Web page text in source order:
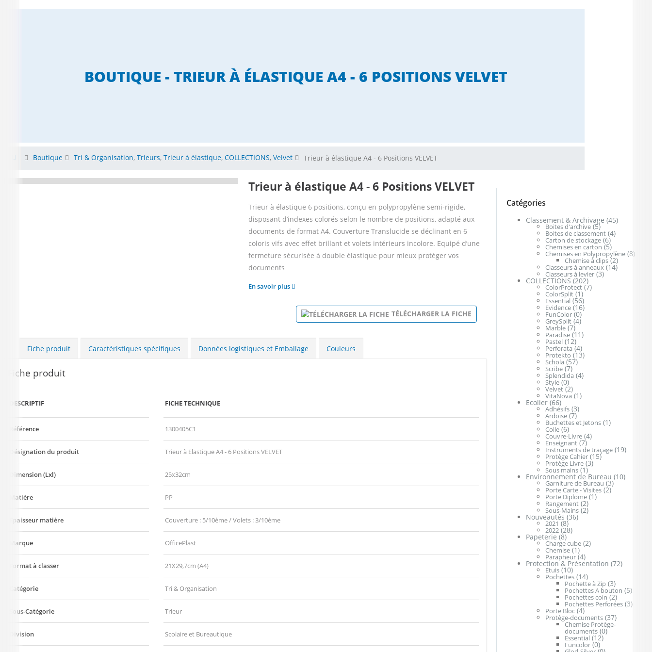
BOUTIQUE - TRIEUR À ÉLASTIQUE A4 - 6 POSITIONS VELVET
Boutique Tri & Organisation, Trieurs, Trieur à élastique, COLLECTIONS, Velvet Trieur à élastique A4 - 6 Positions VELVET
Trieur à élastique A4 - 6 Positions VELVET
Trieur à élastique 6 positions, conçu en polypropylène semi-rigide,
disposant d’indexes colorés selon le nombre de positions, adapté aux
documents de format A4. Couverture Translucide se déclinant en 6
coloris vifs avec effet brillant et volets intérieurs incolore. Equipé d’une
fermeture sécurisée à double élastique pour mieux protéger vos
documents
TÉLÉCHARGER LA FICHE
En savoir plus
Fiche produit Caractéristiques spécifiques Données logistiques et Emballage Couleurs
Fiche produit
DESCRIPTIF FICHE TECHNIQUE
Référence 1300405C1
Désignation du produit Trieur à Elastique A4 - 6 Positions VELVET
Dimension (Lxl) 25x32cm
Matière PP
Épaisseur matière Couverture : 5/10ème / Volets : 3/10ème
Marque OfficePlast
Format à classer 21X29,7cm (A4)
Catégorie Tri & Organisation
Sous-Catégorie Trieur
Division Scolaire et Bureautique
Catégories
Classement & Archivage (45)
Boites d'archive (5)
Boites de classement (4)
Carton de stockage (6)
Chemises en carton (5)
Chemises en Polypropylène (8)
Chemise à clips (2)
Classeurs à anneaux (14)
Classeurs à levier (3)
COLLECTIONS (202)
ColorProtect (7)
ColorSplit (1)
Essential (56)
Evidence (16)
FunColor (0)
GreySplit (4)
Marble (7)
Paradise (11)
Pastel (12)
Perforata (4)
Protekto (13)
Schola (57)
Scribe (7)
Splendida (4)
Style (0)
Velvet (2)
VitaNova (1)
Ecolier (66)
Adhésifs (3)
Ardoise (7)
Buchettes et Jetons (1)
Colle (6)
Couvre-Livre (4)
Enseignant (7)
Instruments de traçage (19)
Protège Cahier (15)
Protège Livre (3)
Sous mains (1)
Environnement de Bureau (10)
Garniture de Bureau (3)
Porte Carte - Visites (2)
Porte Diplome (1)
Rangement (2)
Sous-Mains (2)
Nouveautés (36)
2021 (8)
2022 (28)
Papeterie (8)
Charge cube (2)
Chemise (1)
Parapheur (4)
Protection & Présentation (72)
Etuis (10)
Pochettes (14)
Pochette à Zip (3)
Pochettes A bouton (5)
Pochettes coin (2)
Pochettes Perforées (3)
Porte Bloc (4)
Protège-documents (37)
Chemise Protège-
documents (0)
Essential (12)
Funcolor (0)